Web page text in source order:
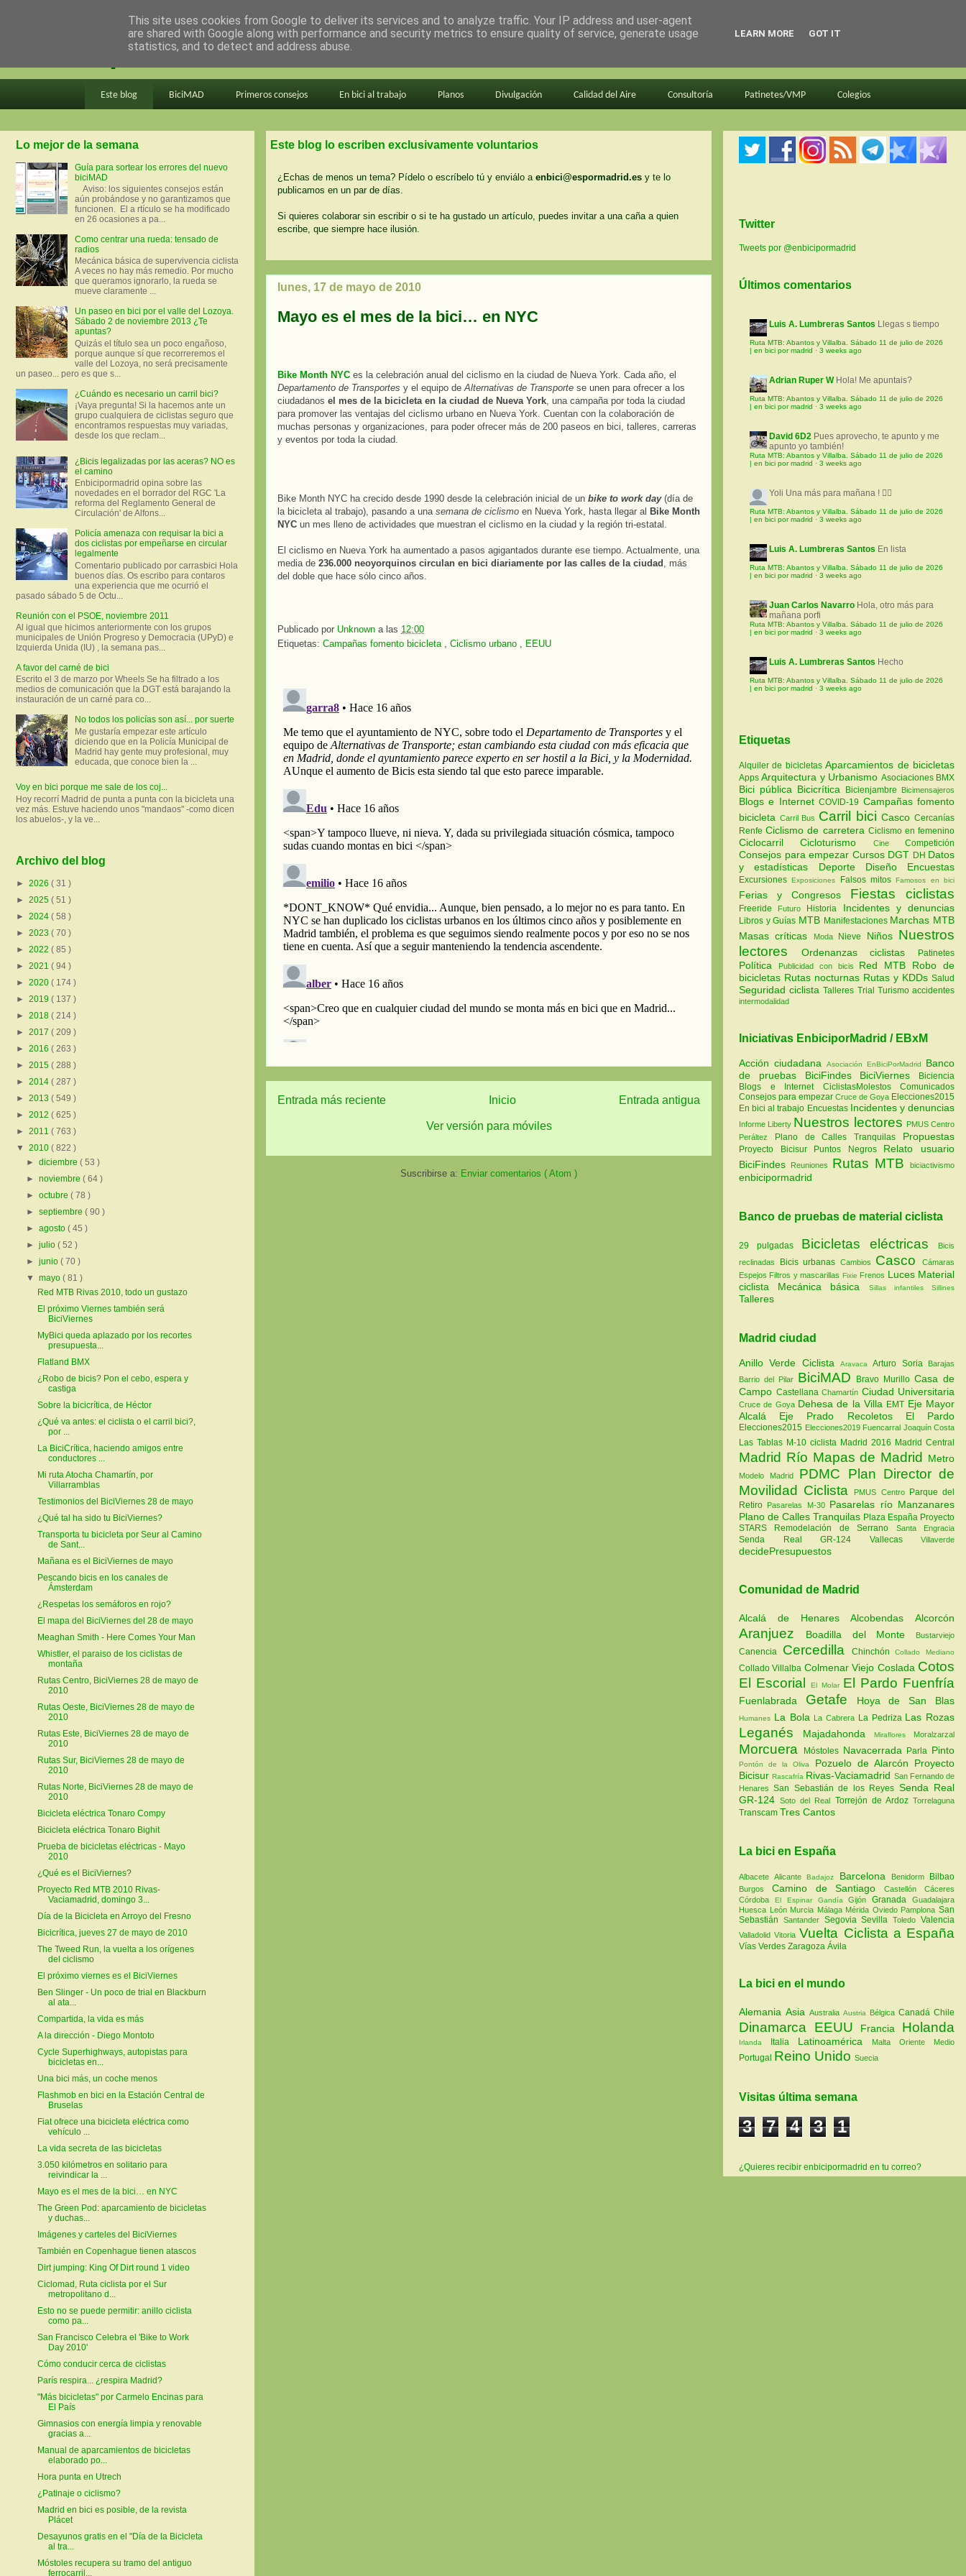
en bici por madrid
Este blog BiciMAD Primeros consejos En bici al trabajo Planos Divulgación Calidad del Aire Consultoría Patinetes/VMP Colegios
Este blog lo escriben exclusivamente voluntarios
¿Echas de menos un tema? Pídelo o escríbelo tú y enviálo a enbici@espormadrid.es y te lo
publicamos en un par de días.
Si quieres colaborar sin escribir o si te ha gustado un artículo, puedes invitar a una caña a quien
escribe, que siempre hace ilusión.
lunes, 17 de mayo de 2010
Mayo es el mes de la bici… en NYC
Bike Month NYC es la celebración anual del ciclismo en la ciudad de Nueva York. Cada año, el
Departamento de Transportes y el equipo de Alternativas de Transporte se unen para ofrecer a los
ciudadanos el mes de la bicicleta en la ciudad de Nueva York , una campaña por toda la ciudad
para promover las ventajas del ciclismo urbano en Nueva York. Cuentan con la colaboración de
muchas personas y organizaciones, para poder ofrecer más de 200 paseos en bici, talleres, carreras
y eventos por toda la ciudad.
Bike Month NYC ha crecido desde 1990 desde la celebración inicial de un bike to work day(día de
la bicicleta al trabajo), pasando a una semana de ciclismo en Nueva York, hasta llegar al Bike Month
NYC un mes lleno de actividades que muestran el ciclismo en la ciudad y la región tri-estatal.
El ciclismo en Nueva York ha aumentado a pasos agigantados durante ese tiempo. Actualmente, una
media de 236.000 neoyorquinos circulan en bici diariamente por las calles de la ciudad , más
del doble que hace sólo cinco años.
Publicado por Unknown a las 12:00
Etiquetas: Campañas fomento bicicleta , Ciclismo urbano , EEUU
Entrada más reciente Entrada antigua
Inicio
Ver versión para móviles
Suscribirse a: Enviar comentarios ( Atom )
Lo mejor de la semana
Guía para sortear los errores del nuevo
biciMAD
Aviso: los siguientes consejos están
aún probándose y no garantizamos que
funcionen. El a rtículo se ha modificado
en 26 ocasiones a pa...
Como centrar una rueda: tensado de
radios
Mecánica básica de supervivencia ciclista
A veces no hay más remedio. Por mucho
que queramos ignorarlo, la rueda se
mueve claramente ...
Un paseo en bici por el valle del Lozoya.
Sábado 2 de noviembre 2013 ¿Te
apuntas?
Quizás el título sea un poco engañoso,
porque aunque sí que recorreremos el
valle del Lozoya, no será precisamente
un paseo... pero es que s...
¿Cuándo es necesario un carril bici?
¡Vaya pregunta! Si la hacemos ante un
grupo cualquiera de ciclistas seguro que
encontramos respuestas muy variadas,
desde los que reclam...
¿Bicis legalizadas por las aceras? NO es
el camino
Enbicipormadrid opina sobre las
novedades en el borrador del RGC 'La
reforma del Reglamento General de
Circulación' de Alfons...
Policía amenaza con requisar la bici a
dos ciclistas por empeñarse en circular
legalmente
Comentario publicado por carrasbici Hola
buenos días. Os escribo para contaros
una experiencia que me ocurrió el
pasado sábado 5 de Octu...
Reunión con el PSOE, noviembre 2011
Al igual que hicimos anteriormente con los grupos
municipales de Unión Progreso y Democracia (UPyD) e
Izquierda Unida (IU) , la semana pas...
A favor del carné de bici
Escrito el 3 de marzo por Wheels Se ha filtrado a los
medios de comunicación que la DGT está barajando la
instauración de un carné para co...
No todos los policías son así... por suerte
Me gustaría empezar este artículo
diciendo que en la Policía Municipal de
Madrid hay gente muy profesional, muy
educada, que conoce bien la ...
Voy en bici porque me sale de los coj...
Hoy recorrí Madrid de punta a punta con la bicicleta una
vez más. Estuve haciendo unos "mandaos" -como dicen
los abuelos-, y la ve...
Archivo del blog
► 2026 ( 31 )
► 2025 ( 51 )
► 2024 ( 58 )
► 2023 ( 70 )
► 2022 ( 85 )
► 2021 ( 94 )
► 2020 ( 174 )
► 2019 ( 137 )
► 2018 ( 214 )
► 2017 ( 209 )
► 2016 ( 263 )
► 2015 ( 288 )
► 2014 ( 287 )
► 2013 ( 549 )
► 2012 ( 625 )
► 2011 ( 763 )
▼ 2010 ( 822 )
►diciembre( 53 )
►noviembre( 64 )
►octubre( 78 )
►septiembre( 90 )
►agosto( 45 )
►julio( 52 )
►junio( 70 )
▼mayo( 81 )
Red MTB Rivas 2010, todo un gustazo
El próximo Viernes también será
BiciViernes
MyBici queda aplazado por los recortes
presupuesta...
Flatland BMX
¿Robo de bicis? Pon el cebo, espera y
castiga
Sobre la bicicrítica, de Héctor
¿Qué va antes: el ciclista o el carril bici?,
por ...
La BiciCrítica, haciendo amigos entre
conductores ...
Mi ruta Atocha Chamartín, por
Villarramblas
Testimonios del BiciViernes 28 de mayo
¿Qué tal ha sido tu BiciViernes?
Transporta tu bicicleta por Seur al Camino
de Sant...
Mañana es el BiciViernes de mayo
Pescando bicis en los canales de
Ámsterdam
¿Respetas los semáforos en rojo?
El mapa del BiciViernes del 28 de mayo
Meaghan Smith - Here Comes Your Man
Whistler, el paraiso de los ciclistas de
montaña
Rutas Centro, BiciViernes 28 de mayo de
2010
Rutas Oeste, BiciViernes 28 de mayo de
2010
Rutas Este, BiciViernes 28 de mayo de
2010
Rutas Sur, BiciViernes 28 de mayo de
2010
Rutas Norte, BiciViernes 28 de mayo de
2010
Bicicleta eléctrica Tonaro Compy
Bicicleta eléctrica Tonaro Bighit
Prueba de bicicletas eléctricas - Mayo
2010
¿Qué es el BiciViernes?
Proyecto Red MTB 2010 Rivas-
Vaciamadrid, domingo 3...
Día de la Bicicleta en Arroyo del Fresno
Bicicrítica, jueves 27 de mayo de 2010
The Tweed Run, la vuelta a los orígenes
del ciclismo
El próximo viernes es el BiciViernes
Ben Slinger - Un poco de trial en Blackburn
al ata...
Compartida, la vida es más
A la dirección - Diego Montoto
Cycle Superhighways, autopistas para
bicicletas en...
Una bici más, un coche menos
Flashmob en bici en la Estación Central de
Bruselas
Fiat ofrece una bicicleta eléctrica como
vehículo ...
La vida secreta de las bicicletas
3.050 kilómetros en solitario para
reivindicar la ...
Mayo es el mes de la bici… en NYC
The Green Pod: aparcamiento de bicicletas
y duchas...
Imágenes y carteles del BiciViernes
También en Copenhague tienen atascos
Dirt jumping: King Of Dirt round 1 video
Ciclomad, Ruta ciclista por el Sur
metropolitano d...
Esto no se puede permitir: anillo ciclista
como pa...
San Francisco Celebra el 'Bike to Work
Day 2010'
Cómo conducir cerca de ciclistas
París respira... ¿respira Madrid?
"Más bicicletas" por Carmelo Encinas para
El País
Gimnasios con energía limpia y renovable
gracias a...
Manual de aparcamientos de bicicletas
elaborado po...
Hora punta en Utrech
¿Patinaje o ciclismo?
Madrid en bici es posible, de la revista
Plácet
Desayunos gratis en el "Día de la Bicicleta
al tra...
Móstoles recupera su tramo del antiguo
ferrocarril...
Twitter
Tweets por @enbicipormadrid
Últimos comentarios
Luis A. Lumbreras Santos Llegas s tiempo
Ruta MTB: Abantos y Villalba. Sábado 11 de julio de 2026
| en bici por madrid · 3 weeks ago
Adrian Ruper W Hola! Me apuntais?
Ruta MTB: Abantos y Villalba. Sábado 11 de julio de 2026
| en bici por madrid · 3 weeks ago
David 6D2 Pues aprovecho, te apunto y me
apunto yo también!
Ruta MTB: Abantos y Villalba. Sábado 11 de julio de 2026
| en bici por madrid · 3 weeks ago
Yoli Una más para mañana ! 🚵‍♀️
Ruta MTB: Abantos y Villalba. Sábado 11 de julio de 2026
| en bici por madrid · 3 weeks ago
Luis A. Lumbreras Santos En lista
Ruta MTB: Abantos y Villalba. Sábado 11 de julio de 2026
| en bici por madrid · 3 weeks ago
Juan Carlos Navarro Hola, otro más para
mañana porfi
Ruta MTB: Abantos y Villalba. Sábado 11 de julio de 2026
| en bici por madrid · 3 weeks ago
Luis A. Lumbreras Santos Hecho
Ruta MTB: Abantos y Villalba. Sábado 11 de julio de 2026
| en bici por madrid · 3 weeks ago
Etiquetas
Alquiler de bicicletasAparcamientos de bicicletas
AppsArquitectura y Urbanismo Asociaciones BMX
Bici pública Bicicrítica Bicienjambre Bicimensajeros
Blogs e InternetCOVID-19 Campañas fomento
bicicleta Carril Bus Carril biciCascoCercanías
RenfeCiclismo de carretera Ciclismo en femenino
CiclocarrilCicloturismo CineCompetición
Consejos para empezar Cursos DGT DH Datos
y estadísticas Deporte Diseño Encuestas
ExcursionesExposiciones Falsos mitosFamosos en bici
Ferias y Congresos Fiestas ciclistas
Freeride Futuro Historia Incidentes y denuncias
Libros y Guías MTB Manifestaciones Marchas MTB
Masas críticas
Moda Nieve Niños Nuestros
lectores
Ordenanzas ciclistas Patinetes
Política Publicidad con bicis Red MTB Robo de
bicicletas Rutas nocturnas Rutas y KDDs Salud
Seguridad ciclistaTalleres Trial Turismoaccidentes
intermodalidad
Iniciativas EnbiciporMadrid / EBxM
Acción ciudadana Asociación EnBiciPorMadrid
Banco
de pruebas
BiciFindes BiciViernes
Biciencia
Blogs e Internet
CiclistasMolestos
Comunicados
Consejos para empezar Cruce de Goya Elecciones2015
En bici al trabajo Encuestas Incidentes y denuncias
Informe Liberty Nuestros lectores
PMUS Centro
Peráltez
Plano de Calles Tranquilas Propuestas
Proyecto Bicisur Puntos Negros
Relato usuario
BiciFindes
Reuniones Rutas MTB biciactivismo
enbicipormadrid
Banco de pruebas de material ciclista
29 pulgadas Bicicletas eléctricas
Bicis
reclinadas
Bicis urbanas Cambios Casco
Cámaras
Espejos Filtros y mascarillas Fixie Frenos Luces Material
ciclista
Mecánica básica Sillas infantiles Sillines
Talleres
Madrid ciudad
Anillo Verde Ciclista AravacaArturo Soria
Barajas
Barrio del Pilar BiciMAD Bravo MurilloCasa de
Campo Castellana Chamartín Ciudad Universitaria
Cruce de Goya Dehesa de la Villa EMT Eje Mayor
Alcalá Eje Prado Recoletos El Pardo
Elecciones2015 Elecciones2019 Fuencarral Joaquín Costa
Las Tablas M-10 ciclista Madrid 2016 Madrid Central
Madrid Río Mapas de Madrid Metro
Modelo Madrid PDMC Plan Director de
Movilidad Ciclista
PMUS Centro Parque del
Retiro Pasarelas M-30 Pasarelas río Manzanares
Plano de Calles Tranquilas Plaza España Proyecto
STARS Remodelación de Serrano Santa Engracia
Senda Real GR-124 Vallecas Villaverde
decidePresupuestos
Comunidad de Madrid
Alcalá de HenaresAlcobendas Alcorcón
Aranjuez Boadilla del Monte Bustarviejo
Canencia Cercedilla ChinchónCollado Mediano
Collado Villalba Colmenar Viejo Coslada Cotos
El EscorialEl Molar El Pardo Fuenfría
Fuenlabrada Getafe Hoya de San Blas
Humanes La Bola La Cabrera La Pedriza Las Rozas
Leganés Majadahonda Miraflores Moralzarzal
Morcuera Móstoles Navacerrada Parla Pinto
Pontón de la Oliva Pozuelo de Alarcón Proyecto
BicisurRascafría Rivas-Vaciamadrid San Fernando de
HenaresSan Sebastián de los Reyes Senda Real
GR-124Soto del Real Torrejón de ArdozTorrelaguna
Transcam Tres Cantos
La bici en España
AlbaceteAlicanteBadajoz Barcelona Benidorm Bilbao
Burgos Camino de SantiagoCastellónCáceres
Córdoba El Espinar GandíaGijónGranadaGuadalajara
Huesca León Murcia Málaga Mérida Oviedo PamplonaSan
Sebastián Santander SegoviaSevillaToledoValencia
ValladolidVitoria Vuelta Ciclista a España
Vías Verdes Zaragoza Ávila
La bici en el mundo
Alemania Asia Australia Austria Bélgica Canadá Chile
Dinamarca EEUU Francia Holanda
Irlanda Italia Latinoamérica Malta Oriente Medio
Portugal Reino Unido Suecia
Visitas última semana
3 7 4 3 1
¿Quieres recibir enbicipormadrid en tu correo?
This site uses cookies from Google to deliver its services and to analyze traffic. Your IP address and user-agent
are shared with Google along with performance and security metrics to ensure quality of service, generate usage
statistics, and to detect and address abuse.
LEARN MORE GOT IT